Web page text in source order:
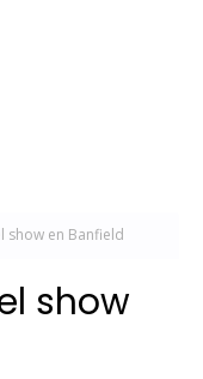
show en Banfield
show